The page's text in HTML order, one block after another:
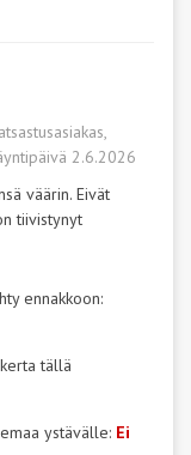
2.6.2026
väärin. Eivät
tiivistynyt
ennakkoon:
tällä
ystävälle: Ei